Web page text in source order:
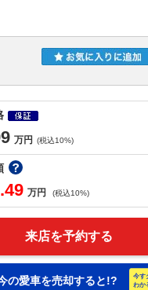
万円 (税込10%)
.49 万円 (税込10%)
来店を予約する
の愛車を売却すると!?